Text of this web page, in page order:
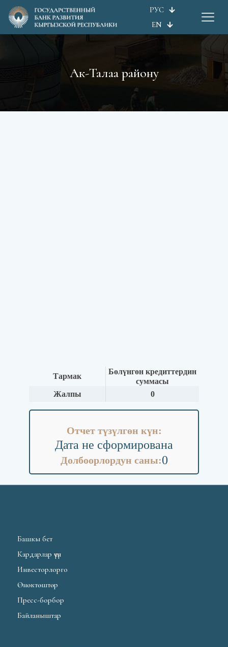
РУС
EN
Ак-Талаа району
Тармак
Бөлүнгөн кредиттердин
суммасы
Жалпы
0
Отчет түзүлгөн күн:
Дата не сформирована
Долбоорлордун саны:0
Башкы бет
Кардарлар үчүн
Инвесторлорго
Өнөктөштөр
Пресс-борбор
Байланыштар